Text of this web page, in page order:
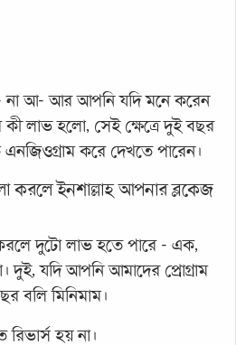
না আ- আর আপনি যদি মনে করেন
কী লাভ হলো, সেই ক্ষেত্রে দুই বছর
করে দেখতে পারেন।
করলে ইনশাল্লাহ আপনার ব্লকেজ
দুটো লাভ হতে পারে - এক,
দুই, যদি আপনি আমাদের প্রোগ্রাম
বলি মিনিমাম।
হয় না।